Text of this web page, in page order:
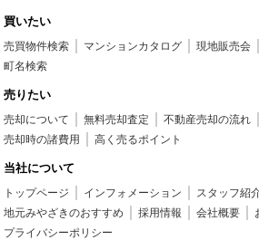
買いたい
売買物件検索 マンションカタログ 現地販売会
町名検索
売りたい
売却について 無料売却査定 不動産売却の流れ
売却時の諸費用
高く売るポイント
当社について
トップページ インフォメーション
スタッフ紹
地元みやざきのおすすめ
採用情報 会社概要
プライバシーポリシー